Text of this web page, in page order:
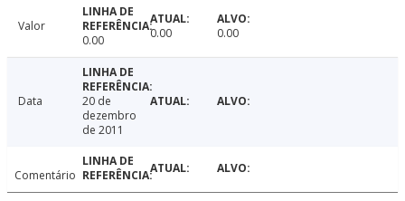
Valor
0.00
0.00 0.00
Data
20 de
dezembro
de 2011
Comentário